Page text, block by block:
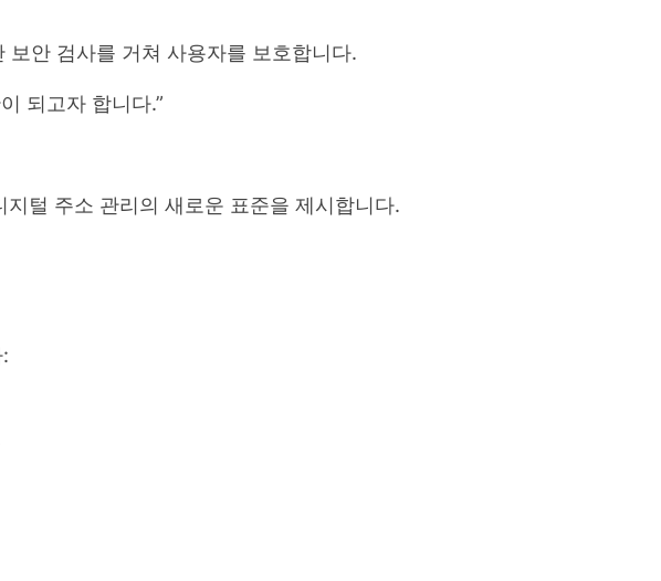
안 검사를 거쳐 사용자를 보호합니다.
되고자 합니다.”
털 주소 관리의 새로운 표준을 제시합니다.